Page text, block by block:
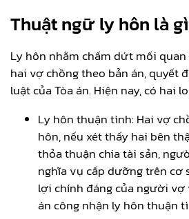
Thuật ngữ ly hôn là
Ly hôn nhằm chấm dứt mối
hai vợ chồng theo bản án, quyết
luật của Tòa án. Hiện nay, có hai
Ly hôn thuận tình: Hai vợ
hôn, nếu xét thấy hai bên
thỏa thuận chia tài sản,
nghĩa vụ cấp dưỡng trên cơ
lợi chính đáng của người
án công nhận ly hôn thuận